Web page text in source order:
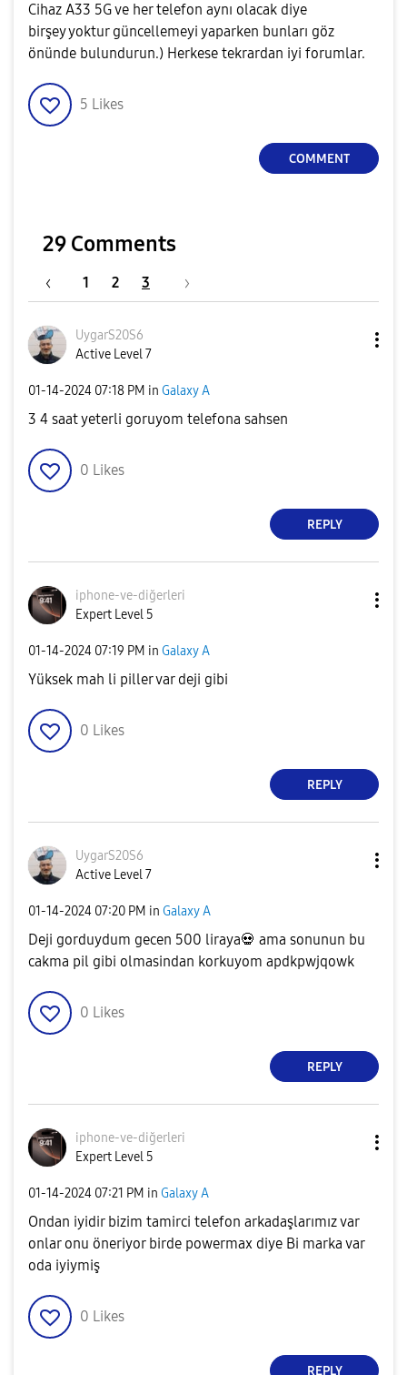
Cihaz A33 5G ve her telefon aynı olacak diye
birşey yoktur güncellemeyi yaparken bunları göz
önünde bulundurun.) Herkese tekrardan iyi forumlar.
5 Likes
COMMENT
29 Comments
1 2 3
UygarS20S6
Active Level 7
‎01-14-2024 07:18 PM in Galaxy A
3 4 saat yeterli goruyom telefona sahsen
0 Likes
REPLY
iphone-ve-diğerleri
Expert Level 5
‎01-14-2024 07:19 PM in Galaxy A
Yüksek mah li piller var deji gibi
0 Likes
REPLY
UygarS20S6
Active Level 7
‎01-14-2024 07:20 PM in Galaxy A
Deji gorduydum gecen 500 liraya💀 ama sonunun bu
cakma pil gibi olmasindan korkuyom apdkpwjqowk
0 Likes
REPLY
iphone-ve-diğerleri
Expert Level 5
‎01-14-2024 07:21 PM in Galaxy A
Ondan iyidir bizim tamirci telefon arkadaşlarımız var
onlar onu öneriyor birde powermax diye Bi marka var
oda iyiymiş
0 Likes
REPLY